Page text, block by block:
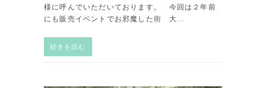
様に呼んでいただいております。 今回は２年前
にも販売イベントでお邪魔した街 大...
続きを読む